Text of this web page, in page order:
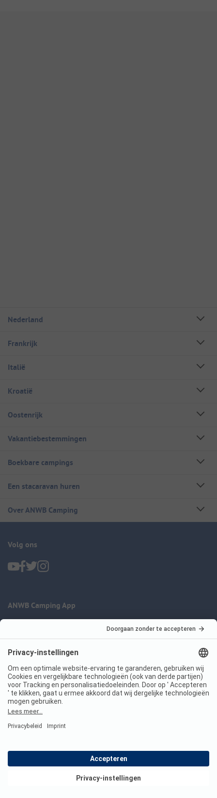
Nederland
Frankrijk
Italië
Kroatië
Oostenrijk
Vakantiebestemmingen
Boekbare campings
Een stacaravan huren
Over ANWB Camping
Volg ons
ANWB Camping App
Imprint
Jouw privacy
Voorwaarden
Wet digitale diensten